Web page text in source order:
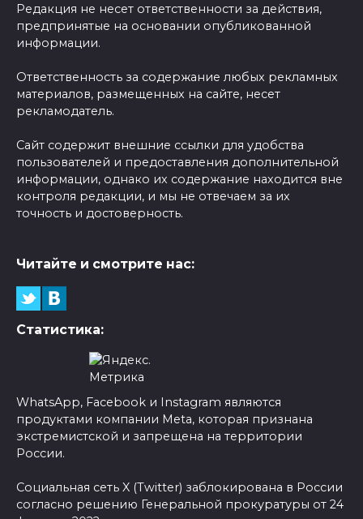
Редакция не несет ответственности за действия,
предпринятые на основании опубликованной
информации.
Ответственность за содержание любых рекламных
материалов, размещенных на сайте, несет
рекламодатель.
Сайт содержит внешние ссылки для удобства
пользователей и предоставления дополнительной
информации, однако их содержание находится вне
контроля редакции, и мы не отвечаем за их
точность и достоверность.
Читайте и смотрите нас:
Статистика:
WhatsApp, Facebook и Instagram являются
продуктами компании Meta, которая признана
экстремистской и запрещена на территории
России.
Социальная сеть X (Twitter) заблокирована в России
согласно решению Генеральной прокуратуры от 24